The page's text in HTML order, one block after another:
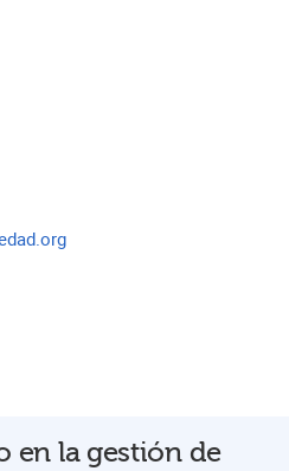
en la gestión de